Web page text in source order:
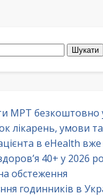
МРТ безкоштовно
лікарень, умови
в eHealth
40+ у 2026
обстеження
годинників в